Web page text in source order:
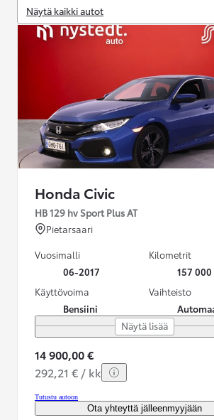
Näytä kaikki autot
Honda Civic
HB 129 hv Sport Plus AT
Pietarsaari
Vuosimalli
06-2017
Kilometrit
157
Käyttövoima
Bensiini
Vaihteisto
Näytä lisää
14 900,00 €
292,21 € / kk
Tutustu autoon
Ota yhteyttä jälleenmyyjään